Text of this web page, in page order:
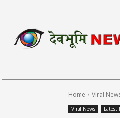
Home Viral
Viral News Latest